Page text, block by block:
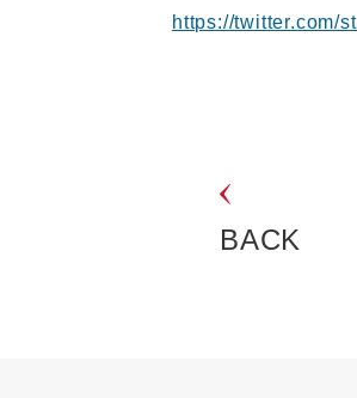
https://twitter.com/
BACK